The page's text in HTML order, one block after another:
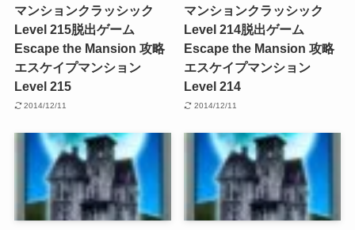
マンションクラッシック
Level 215脱出ゲーム
Escape the Mansion 攻略
エスケイプマンション
Level 215
2014/12/11
マンションクラッシック
Level 214脱出ゲーム
Escape the Mansion 攻略
エスケイプマンション
Level 214
2014/12/11